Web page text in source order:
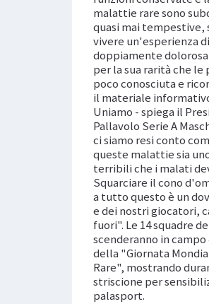
malattie rare sono
quasi mai tempestive,
vivere un'esperienza
doppiamente
per la sua rarità che le
poco conosciuta e
il materiale
Uniamo - spiega il
Pallavolo Serie A
ci siamo resi conto
queste malattie sia
terribili che i malati
Squarciare il cono
a tutto questo è un
e dei nostri giocatori,
fuori". Le 14 squadre
scenderanno in
della "Giornata
Rare", mostrando
striscione per
palasport.